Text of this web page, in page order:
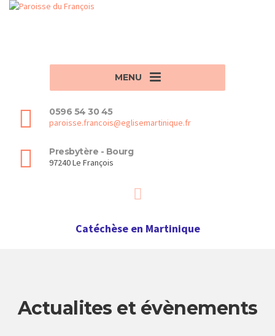
MENU
0596 54 30 45
paroisse.francois@eglisemartinique.fr
Presbytère - Bourg
97240 Le François
Catéchèse en Martinique
Actualites et évènements